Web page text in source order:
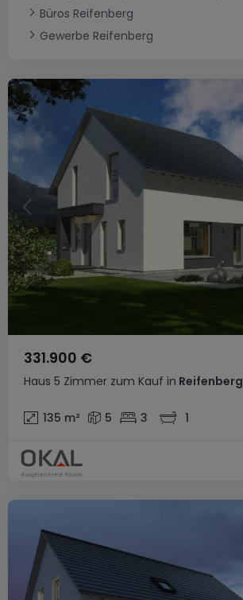
Büros Reifenberg
Gewerbe Reifenberg
Haus 5 Zimmer zum Kauf in Reifenberg
331.900 €
135 m² 5 3 1